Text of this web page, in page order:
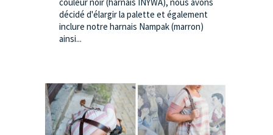
décidé d'élargir la palette et également
inclure notre harnais Nampak (marron)
ainsi...